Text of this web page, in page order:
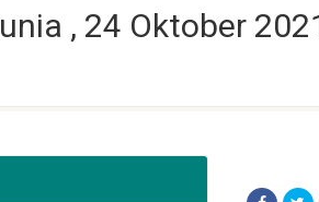
, 24 Oktober